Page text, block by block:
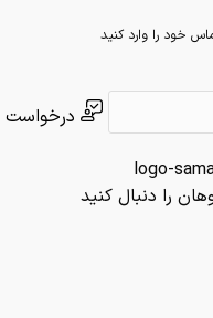
خود را وارد کنید
را دنبال کنید